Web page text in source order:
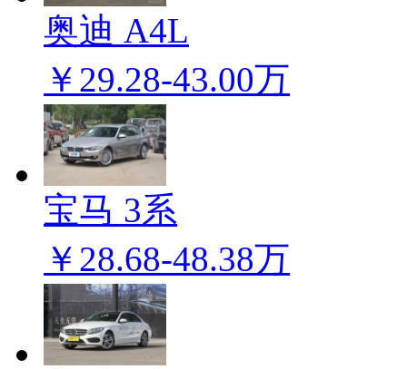
奥迪 A4L
￥29.28-43.00万
宝马 3系
￥28.68-48.38万